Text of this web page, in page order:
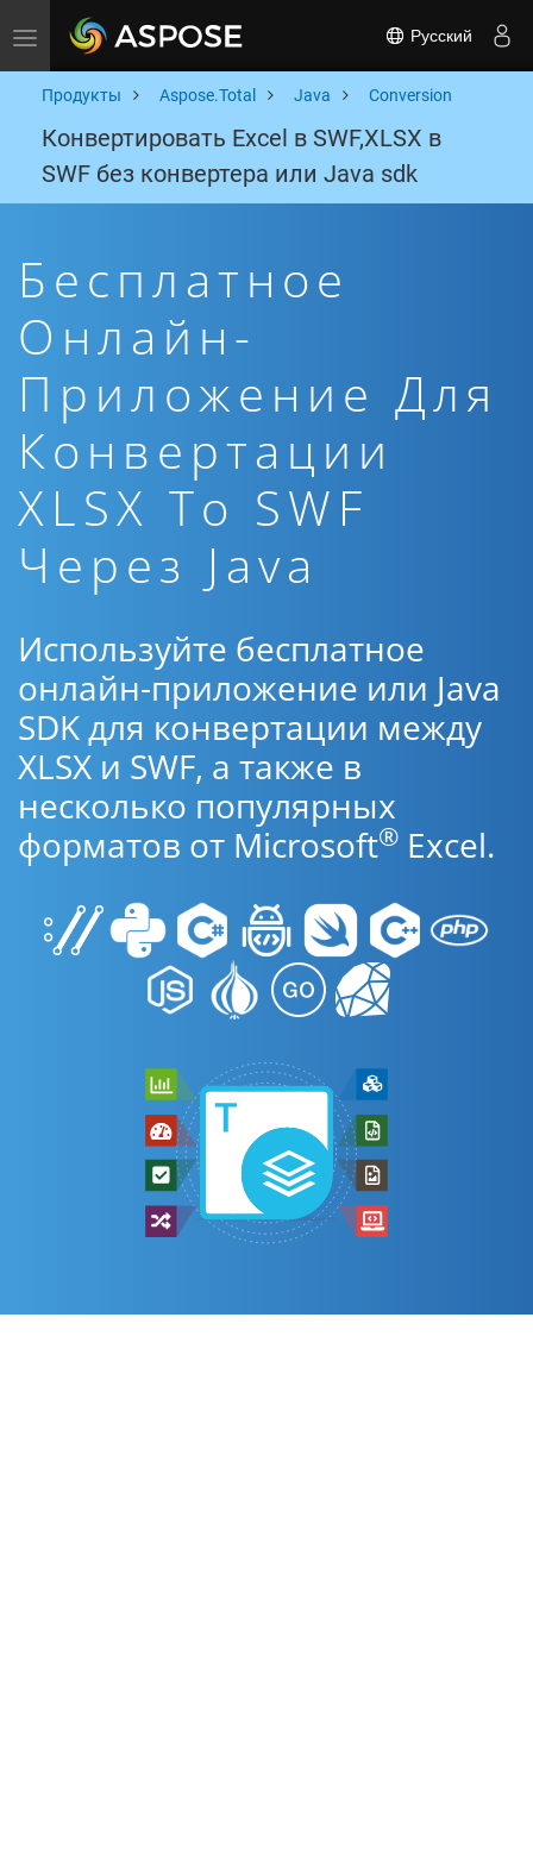
Toggle navigation Русский
Продукты Aspose.Total Java Conversion
Конвертировать Excel в SWF,XLSX в
SWF без конвертера или Java sdk
Бесплатное
Онлайн-
Приложение Для
Конвертации
XLSX To SWF
Через Java
Используйте бесплатное
онлайн-приложение или Java
SDK для конвертации между
XLSX и SWF, а также в
несколько популярных
форматов от Microsoft® Excel.